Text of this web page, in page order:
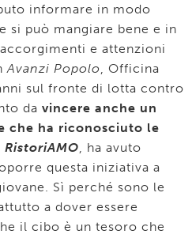
informare in modo
si può mangiare bene e in
e attenzioni
Avanzi Popolo, Officina
sul fronte di lotta contro
da vincere anche un
che ha riconosciuto le
RistoriAMO, ha avuto
questa iniziativa a
Sì perché sono le
a dover essere
il cibo è un tesoro che